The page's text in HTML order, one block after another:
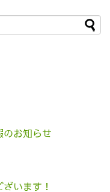
のお知らせ
います！